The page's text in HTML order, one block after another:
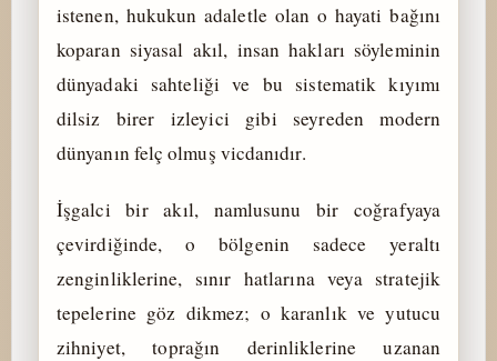
istenen, hukukun adaletle olan o hayati bağını
koparan siyasal akıl, insan hakları söyleminin
dünyadaki sahteliği ve bu sistematik kıyımı
dilsiz birer izleyici gibi seyreden modern
dünyanın felç olmuş vicdanıdır.
İşgalci bir akıl, namlusunu bir coğrafyaya
çevirdiğinde, o bölgenin sadece yeraltı
zenginliklerine, sınır hatlarına veya stratejik
tepelerine göz dikmez; o karanlık ve yutucu
zihniyet, toprağın derinliklerine uzanan